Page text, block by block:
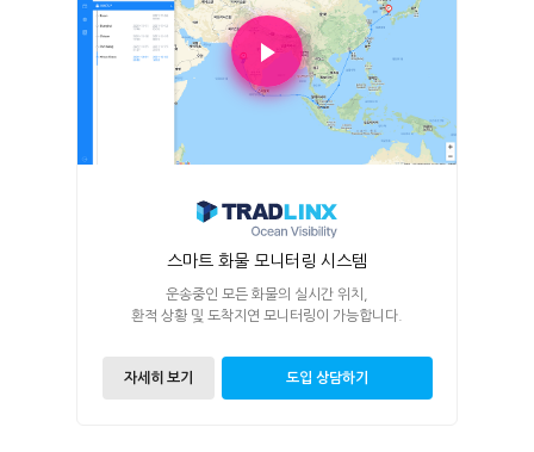
스마트 화물 모니터링 시스템
운송중인 모든 화물의 실시간 위치,
환적 상황 및 도착지연 모니터링이 가능합니다.
자세히 보기 도입 상담하기